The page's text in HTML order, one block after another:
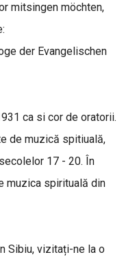
mitsingen möchten,
der Evangelischen
ca si cor de oratorii.
de muzică spitiuală,
17 - 20. În
muzica spirituală din
Sibiu, vizitați-ne la o